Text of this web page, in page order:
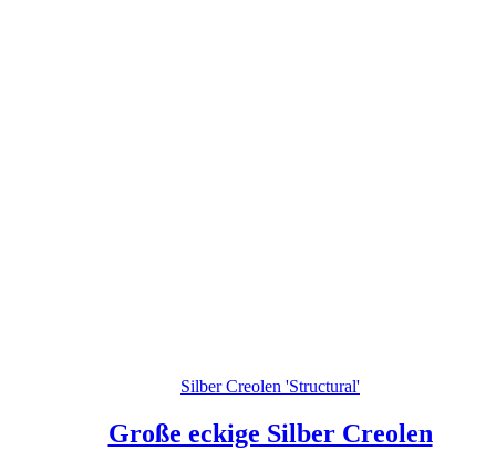
Silber Creolen 'Structural'
Große eckige Silber Creolen